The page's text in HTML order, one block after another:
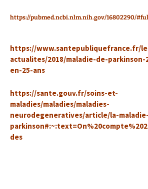
https://pubmed.ncbi.nlm.nih.gov/16802290/
https://www.santepubliquefrance.fr/
actualites/2018/maladie-de-
en-25-ans
https://sante.gouv.fr/soins-et-
maladies/maladies/maladies-
neurodegeneratives/article/la-
des